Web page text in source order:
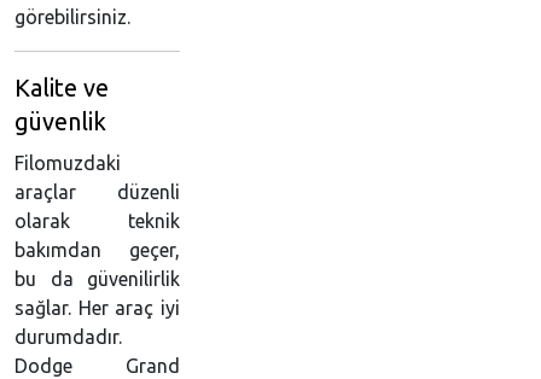
görebilirsiniz.
Kalite ve
güvenlik
Filomuzdaki
araçlar düzenli
olarak teknik
bakımdan geçer,
bu da güvenilirlik
sağlar. Her araç iyi
durumdadır.
Dodge Grand